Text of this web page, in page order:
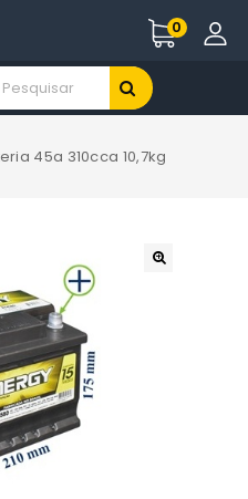
0
45a 310cca 10,7kg